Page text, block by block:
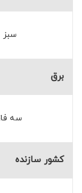
سبز
برق
سه
کشور سازنده